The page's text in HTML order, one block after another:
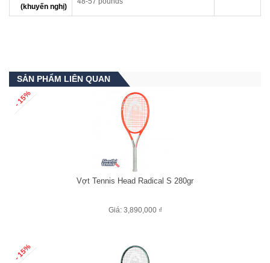
(khuyến nghị)
SẢN PHẨM LIÊN QUAN
- 15%
Vợt Tennis Head Radical S 280gr
Giá: 3,890,000 ₫
- 15%